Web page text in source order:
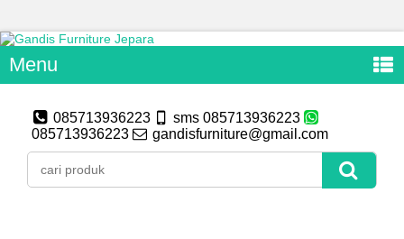
Menu
085713936223
sms 085713936223
085713936223
gandisfurniture@gmail.com